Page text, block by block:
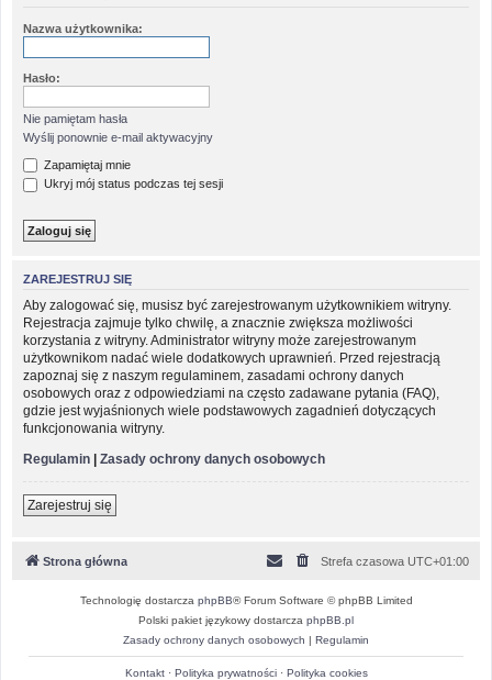
Nazwa użytkownika:
Hasło:
Nie pamiętam hasła
Wyślij ponownie e-mail aktywacyjny
Zapamiętaj mnie
Ukryj mój status podczas tej sesji
ZAREJESTRUJ SIĘ
Aby zalogować się, musisz być zarejestrowanym użytkownikiem witryny.
Rejestracja zajmuje tylko chwilę, a znacznie zwiększa możliwości
korzystania z witryny. Administrator witryny może zarejestrowanym
użytkownikom nadać wiele dodatkowych uprawnień. Przed rejestracją
zapoznaj się z naszym regulaminem, zasadami ochrony danych
osobowych oraz z odpowiedziami na często zadawane pytania (FAQ),
gdzie jest wyjaśnionych wiele podstawowych zagadnień dotyczących
funkcjonowania witryny.
Regulamin | Zasady ochrony danych osobowych
Zarejestruj się
Strona główna Strefa czasowa UTC+01:00
Technologię dostarcza phpBB® Forum Software © phpBB Limited
Polski pakiet językowy dostarcza phpBB.pl
Zasady ochrony danych osobowych | Regulamin
Kontakt· Polityka prywatności· Polityka cookies